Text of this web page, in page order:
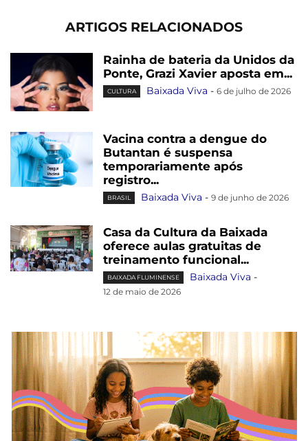
ARTIGOS RELACIONADOS
Rainha de bateria da Unidos da
Ponte, Grazi Xavier aposta em...
CULTURA Baixada Viva - 6 de julho de 2026
Vacina contra a dengue do
Butantan é suspensa
temporariamente após
registro...
BRASIL Baixada Viva - 9 de junho de 2026
Casa da Cultura da Baixada
oferece aulas gratuitas de
treinamento funcional...
BAIXADA FLUMINENSE Baixada Viva -
12 de maio de 2026